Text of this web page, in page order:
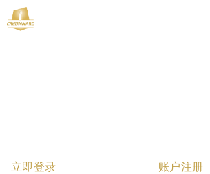
立即登录 账户注册